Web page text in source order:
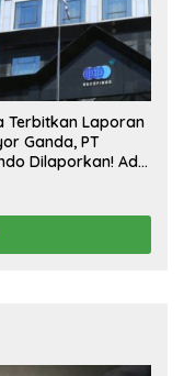
Terbitkan Laporan
Ganda, PT
Dilaporkan! Ada